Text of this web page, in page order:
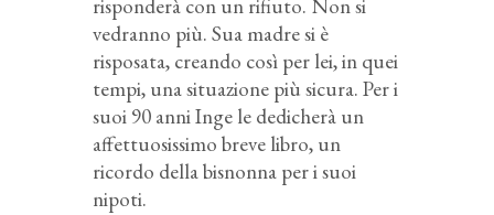
risponderà con un rifiuto. Non si
vedranno più. Sua madre si è
risposata, creando così per lei, in quei
tempi, una situazione più sicura. Per i
suoi 90 anni Inge le dedicherà un
affettuosissimo breve libro, un
ricordo della bisnonna per i suoi
nipoti.